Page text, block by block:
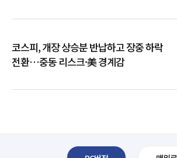
코스피, 개장 상승분 반납하고 장중 하락
전환…중동 리스크·美 경계감